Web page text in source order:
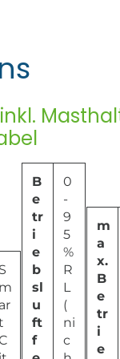
S
m
ar
B
e
tr
i
e
b
sl
u
ft
f
0
-
9
5
%
R
L
(
ni
c
m
a
x.
B
e
tr
i
e